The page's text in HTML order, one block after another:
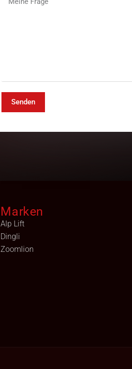
Senden
Marken
Alp Lift
Dingli
Zoomlion